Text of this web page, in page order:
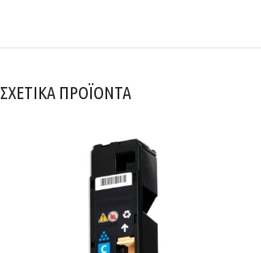
ΣΧΕΤΙΚΑ ΠΡΟΪΟΝΤΑ